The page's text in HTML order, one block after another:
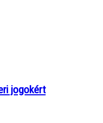
jogokért